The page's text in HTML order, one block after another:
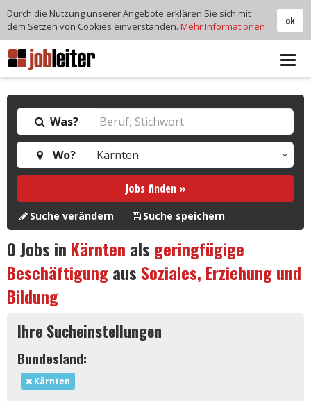
Was?
Wo?
Jobs finden »
Suche verändern Suche speichern
0Jobs in Kärnten als geringfügige
Beschäftigungaus Soziales, Erziehung und
Bildung
Ihre Sucheinstellungen
Bundesland:
Kärnten
ok
Durch die Nutzung unserer Angebote erklären Sie sich mit
dem Setzen von Cookies einverstanden. Mehr Informationen